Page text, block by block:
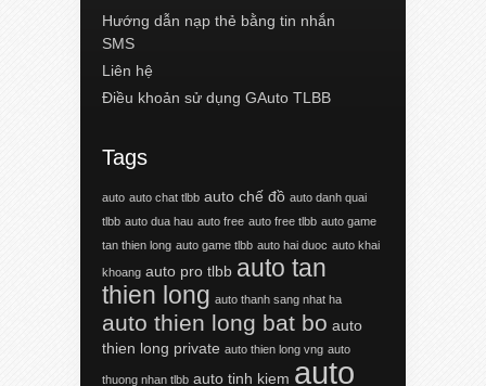
Hướng dẫn nạp thẻ bằng tin nhắn
SMS
Liên hệ
Điều khoản sử dụng GAuto TLBB
Tags
auto auto chat tlbb auto chế đồ auto danh quai
tlbb auto dua hau auto free auto free tlbb auto game
tan thien long auto game tlbb auto hai duoc auto khai
khoang auto pro tlbb auto tan
thien long auto thanh sang nhat ha
auto thien long bat bo auto
thien long private auto thien long vng auto
thuong nhan tlbb auto tinh kiem auto